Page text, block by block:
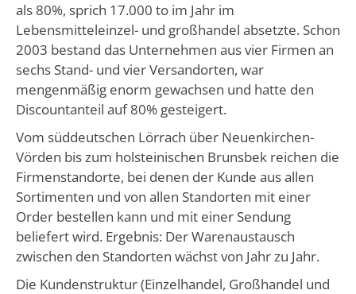
als 80%, sprich 17.000 to im Jahr im
Lebensmitteleinzel- und großhandel absetzte. Schon
2003 bestand das Unternehmen aus vier Firmen an
sechs Stand- und vier Versandorten, war
mengenmäßig enorm gewachsen und hatte den
Discountanteil auf 80% gesteigert.
Vom süddeutschen Lörrach über Neuenkirchen-
Vörden bis zum holsteinischen Brunsbek reichen die
Firmenstandorte, bei denen der Kunde aus allen
Sortimenten und von allen Standorten mit einer
Order bestellen kann und mit einer Sendung
beliefert wird. Ergebnis: Der Warenaustausch
zwischen den Standorten wächst von Jahr zu Jahr.
Die Kundenstruktur (Einzelhandel, Großhandel und